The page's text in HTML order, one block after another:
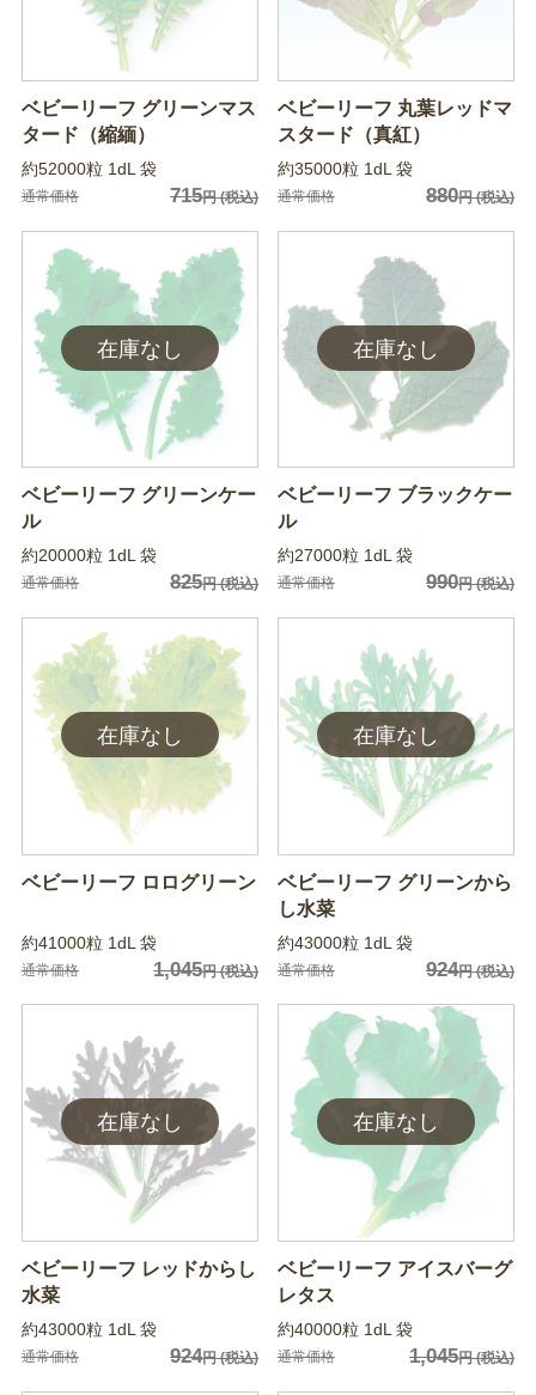
ベビーリーフ グリーンマス
タード（縮緬）
約52000粒 1dL 袋
通常価格 715円(税込)
ベビーリーフ 丸葉レッドマ
スタード（真紅）
約35000粒 1dL 袋
通常価格 880円(税込)
ベビーリーフ グリーンケー
ル
約20000粒 1dL 袋
通常価格 825円(税込)
ベビーリーフ ブラックケー
ル
約27000粒 1dL 袋
通常価格 990円(税込)
ベビーリーフ ロログリーン
約41000粒 1dL 袋
通常価格 1,045円(税込)
ベビーリーフ グリーンから
し水菜
約43000粒 1dL 袋
通常価格 924円(税込)
ベビーリーフ レッドからし
水菜
約43000粒 1dL 袋
通常価格 924円(税込)
ベビーリーフ アイスバーグ
レタス
約40000粒 1dL 袋
通常価格 1,045円(税込)